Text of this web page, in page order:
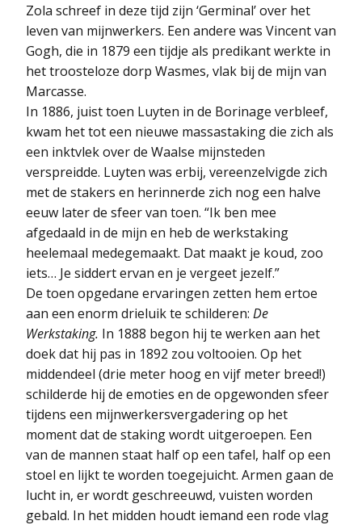
Zola schreef in deze tijd zijn ‘Germinal’ over het
leven van mijnwerkers. Een andere was Vincent van
Gogh, die in 1879 een tijdje als predikant werkte in
het troosteloze dorp Wasmes, vlak bij de mijn van
Marcasse.
In 1886, juist toen Luyten in de Borinage verbleef,
kwam het tot een nieuwe massastaking die zich als
een inktvlek over de Waalse mijnsteden
verspreidde. Luyten was erbij, vereenzelvigde zich
met de stakers en herinnerde zich nog een halve
eeuw later de sfeer van toen. “Ik ben mee
afgedaald in de mijn en heb de werkstaking
heelemaal medegemaakt. Dat maakt je koud, zoo
iets… Je siddert ervan en je vergeet jezelf.”
De toen opgedane ervaringen zetten hem ertoe
aan een enorm drieluik te schilderen: De
Werkstaking. In 1888 begon hij te werken aan het
doek dat hij pas in 1892 zou voltooien. Op het
middendeel (drie meter hoog en vijf meter breed!)
schilderde hij de emoties en de opgewonden sfeer
tijdens een mijnwerkersvergadering op het
moment dat de staking wordt uitgeroepen. Een
van de mannen staat half op een tafel, half op een
stoel en lijkt te worden toegejuicht. Armen gaan de
lucht in, er wordt geschreeuwd, vuisten worden
gebald. In het midden houdt iemand een rode vlag